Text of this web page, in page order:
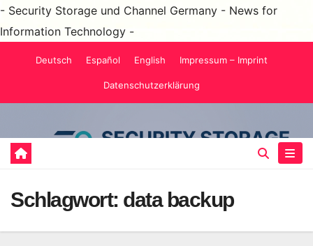
- Security Storage und Channel Germany - News for
Information Technology -
Deutsch Español English Impressum – Imprint
Datenschutzerklärung
Schlagwort: data backup